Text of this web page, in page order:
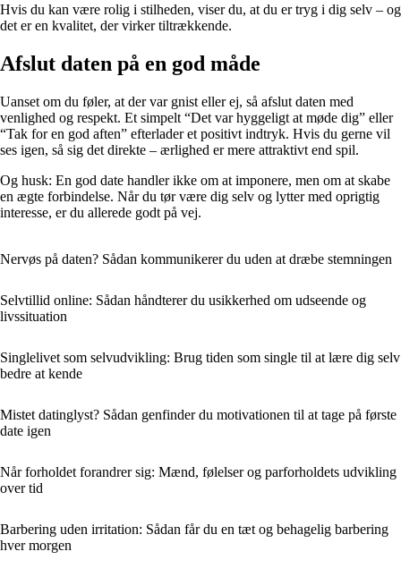
Hvis du kan være rolig i stilheden, viser du, at du er tryg i dig selv – og
det er en kvalitet, der virker tiltrækkende.
Afslut daten på en god måde
Uanset om du føler, at der var gnist eller ej, så afslut daten med
venlighed og respekt. Et simpelt “Det var hyggeligt at møde dig” eller
“Tak for en god aften” efterlader et positivt indtryk. Hvis du gerne vil
ses igen, så sig det direkte – ærlighed er mere attraktivt end spil.
Og husk: En god date handler ikke om at imponere, men om at skabe
en ægte forbindelse. Når du tør være dig selv og lytter med oprigtig
interesse, er du allerede godt på vej.
Nervøs på daten? Sådan kommunikerer du uden at dræbe stemningen
Selvtillid online: Sådan håndterer du usikkerhed om udseende og
livssituation
Singlelivet som selvudvikling: Brug tiden som single til at lære dig selv
bedre at kende
Mistet datinglyst? Sådan genfinder du motivationen til at tage på første
date igen
Når forholdet forandrer sig: Mænd, følelser og parforholdets udvikling
over tid
Barbering uden irritation: Sådan får du en tæt og behagelig barbering
hver morgen